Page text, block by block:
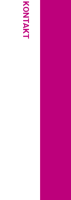
KONTAKT